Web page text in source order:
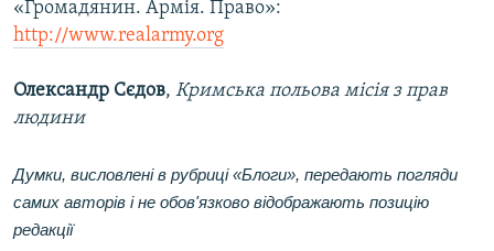
«Громадянин. Армія. Право»:
http://www.realarmy.org
Олександр Сєдов, Кримська польова місія з прав
людини
Думки, висловлені в рубриці «Блоги», передають погляди
самих авторів і не обов'язково відображають позицію
редакції